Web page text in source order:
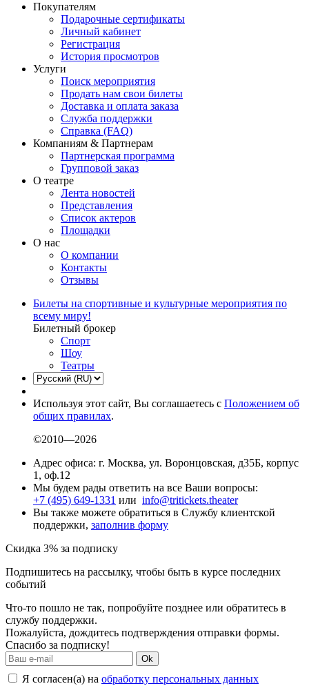
Покупателям
Подарочные сертификаты
Личный кабинет
Регистрация
История просмотров
Услуги
Поиск мероприятия
Продать нам свои билеты
Доставка и оплата заказа
Служба поддержки
Справка (FAQ)
Компаниям & Партнерам
Партнерская программа
Групповой заказ
О театре
Лента новостей
Представления
Список актеров
Площадки
О нас
О компании
Контакты
Отзывы
Билеты на спортивные и культурные мероприятия по
всему миру!
Билетный брокер
Спорт
Шоу
Театры
Используя этот сайт, Вы соглашаетесь с Положением об
общих правилах.
©2010—2026
Адрес офиса: г. Москва, ул. Воронцовская, д35Б, корпус
1, оф.12
Мы будем рады ответить на все Ваши вопросы:
+7 (495) 649-1331 или info@tritickets.theater
Вы также можете обратиться в Службу клиентской
поддержки, заполнив форму
Скидка 3% за подписку
Подпишитесь на рассылку, чтобы быть в курсе последних
событий
Что-то пошло не так, попробуйте позднее или обратитесь в
службу поддержки.
Пожалуйста, дождитесь подтверждения отправки формы.
Спасибо за подписку!
Ok
Я согласен(а) на обработку персональных данных